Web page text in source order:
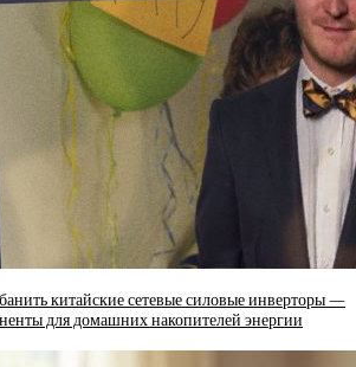
китайские сетевые силовые инверторы —
для домашних накопителей энергии